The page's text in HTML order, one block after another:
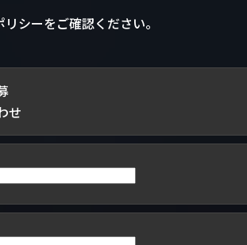
シーをご確認ください。
せ